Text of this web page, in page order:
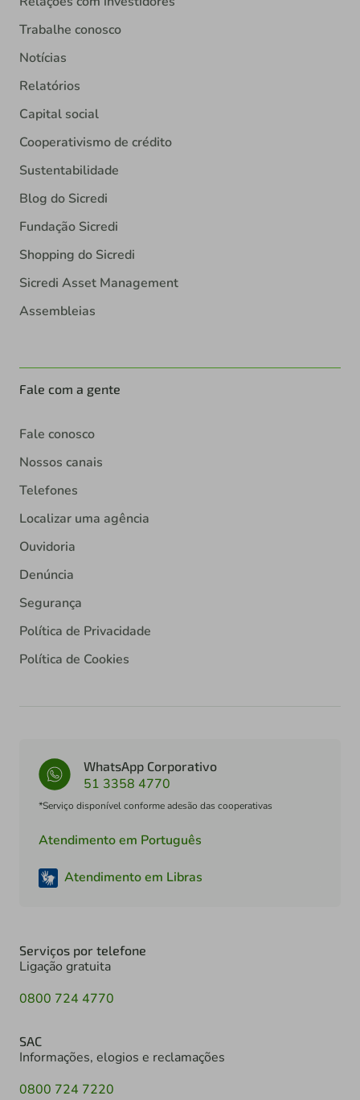
Trabalhe conosco
Notícias
Relatórios
Capital social
Cooperativismo de crédito
Sustentabilidade
Blog do Sicredi
Fundação Sicredi
Shopping do Sicredi
Sicredi Asset Management
Assembleias
Fale com a gente
Fale conosco
Nossos canais
Telefones
Localizar uma agência
Ouvidoria
Denúncia
Segurança
Política de Privacidade
Política de Cookies
WhatsApp Corporativo
51 3358 4770
*Serviço disponível conforme adesão das cooperativas
Atendimento em Português
Atendimento em Libras
Serviços por telefone
Ligação gratuita
0800 724 4770
SAC
Informações, elogios e reclamações
0800 724 7220